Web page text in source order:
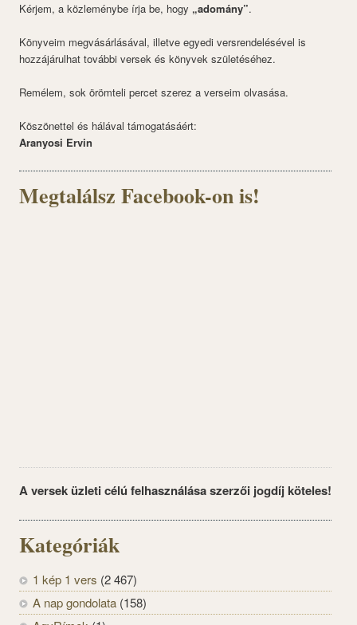
Kérjem, a közleménybe írja be, hogy „adomány”.
Könyveim megvásárlásával, illetve egyedi versrendelésével is
hozzájárulhat további versek és könyvek születéséhez.
Remélem, sok örömteli percet szerez a verseim olvasása.
Köszönettel és hálával támogatásáért:
Aranyosi Ervin
Megtalálsz Facebook-on is!
A versek üzleti célú felhasználása szerzői jogdíj köteles!
Kategóriák
1 kép 1 vers (2 467)
A nap gondolata (158)